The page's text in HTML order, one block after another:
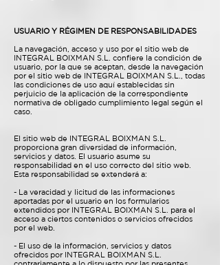
USUARIO Y RÉGIMEN DE RESPONSABILIDADES
La navegación, acceso y uso por el sitio web de
INTEGRAL BOIXMAN S.L. confiere la condición de
usuario, por la que se aceptan, desde la navegación
por el sitio web de INTEGRAL BOIXMAN S.L., todas
las condiciones de uso aquí establecidas sin
perjuicio de la aplicación de la correspondiente
normativa de obligado cumplimiento legal según el
caso.
El sitio web de INTEGRAL BOIXMAN S.L.
proporciona gran diversidad de información,
servicios y datos. El usuario asume su
responsabilidad en el uso correcto del sitio web.
Esta responsabilidad se extenderá a:
- La veracidad y licitud de las informaciones
aportadas por el usuario en los formularios
extendidos por INTEGRAL BOIXMAN S.L. para el
acceso a ciertos contenidos o servicios ofrecidos
por el web.
- El uso de la información, servicios y datos
ofrecidos por INTEGRAL BOIXMAN S.L.